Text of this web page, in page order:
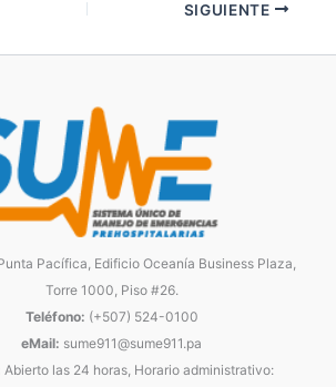
SIGUIENTE
Pacífica, Edificio Oceanía Business Plaza,
Torre 1000, Piso #26.
Teléfono: (+507) 524-0100
eMail: sume911@sume911.pa
Abierto las 24 horas, Horario administrativo: